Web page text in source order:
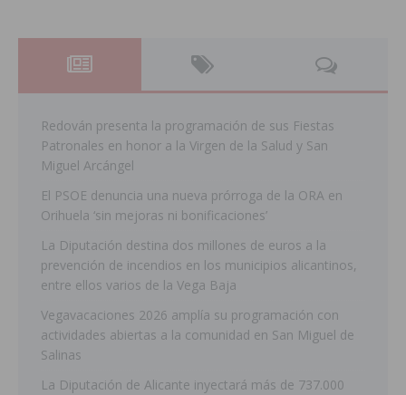
Redován presenta la programación de sus Fiestas
Patronales en honor a la Virgen de la Salud y San
Miguel Arcángel
El PSOE denuncia una nueva prórroga de la ORA en
Orihuela ‘sin mejoras ni bonificaciones’
La Diputación destina dos millones de euros a la
prevención de incendios en los municipios alicantinos,
entre ellos varios de la Vega Baja
Vegavacaciones 2026 amplía su programación con
actividades abiertas a la comunidad en San Miguel de
Salinas
La Diputación de Alicante inyectará más de 737.000